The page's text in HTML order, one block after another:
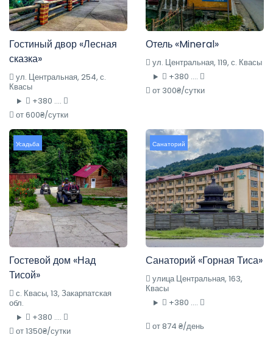
Гостиный двор «Лесная
сказка»
ул. Центральная, 254, с.
Квасы
+380 ....
от 600₴/сутки
Отель «Mineral»
ул. Центральная, 119, с. Квасы
+380 ....
от 300₴/сутки
Усадьба
Гостевой дом «Над
Тисой»
с. Квасы, 13, Закарпатская
обл.
+380 ....
от 1350₴/сутки
Санаторий
Санаторий «Горная Тиса»
улица Центральная, 163,
Квасы
+380 ....
от 874 ₴/день